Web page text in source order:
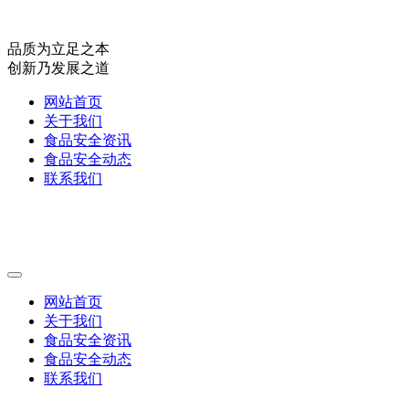
品质为立足之本
创新乃发展之道
网站首页
关于我们
食品安全资讯
食品安全动态
联系我们
网站首页
关于我们
食品安全资讯
食品安全动态
联系我们